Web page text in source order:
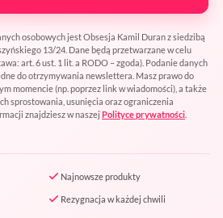
osobowych jest Obsesja Kamil Duran z siedzibą
13/24. Dane będą przetwarzane w celu
art. 6 ust. 1 lit. a RODO – zgoda). Podanie danych
do otrzymywania newslettera. Masz prawo do
momencie (np. poprzez link w wiadomości), a także
sprostowania, usunięcia oraz ograniczenia
znajdziesz w naszej Polityce prywatności
Najnowsze produkty
Rezygnacja w każdej chwili